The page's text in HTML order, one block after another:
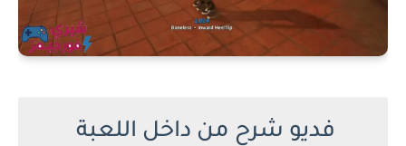
فديو شرح من داخل اللعبة